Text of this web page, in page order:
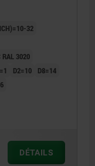
32
RAL 3020
D2=10
D8=14
DÉTAILS